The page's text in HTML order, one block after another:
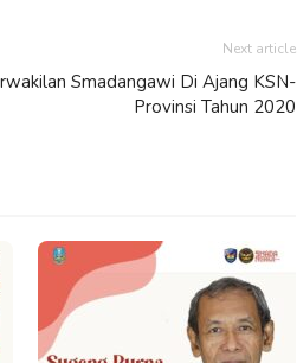
Next article
Smadangawi Di Ajang KSN-
Provinsi Tahun 2020